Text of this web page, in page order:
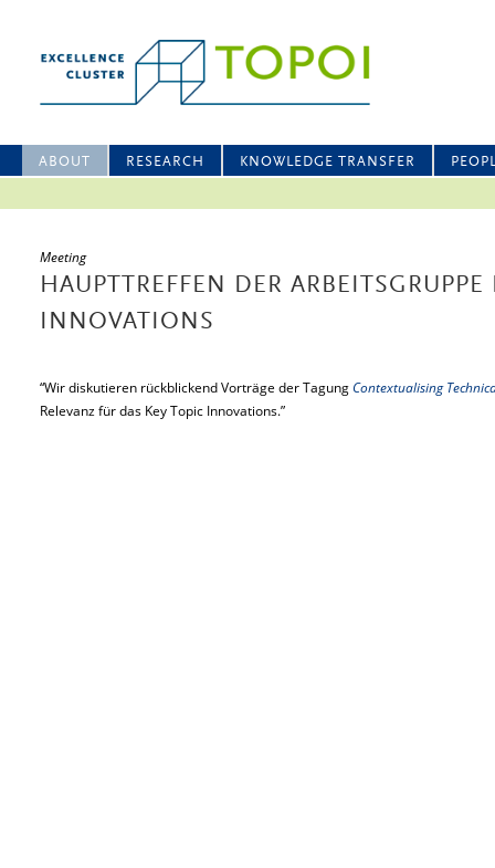
ABOUT RESEARCH KNOWLEDGE TRANSFER
Meeting
HAUPTTREFFEN DER ARBEITSGRUPPE
INNOVATIONS
“Wir diskutieren rückblickend Vorträge der TagungContextualising
Relevanz für das Key Topic Innovations.”